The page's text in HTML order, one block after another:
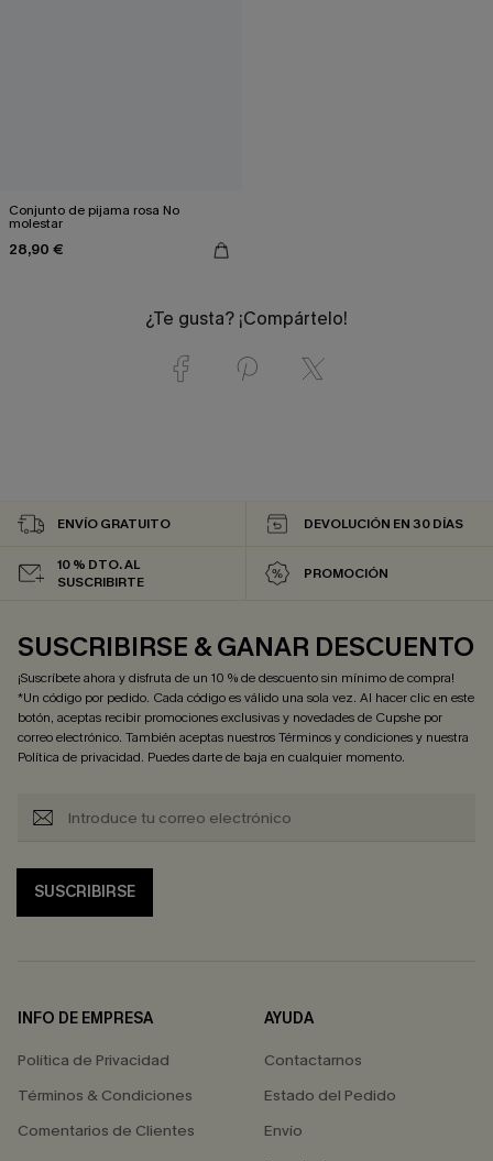
Conjunto de pijama rosa No
molestar
28,90 €
¿Te gusta? ¡Compártelo!
ENVÍO GRATUITO DEVOLUCIÓN EN 30 DÍAS
10 % DTO. AL
SUSCRIBIRTE
PROMOCIÓN
SUSCRIBIRSE & GANAR DESCUENTO
¡Suscríbete ahora y disfruta de un 10 % de descuento sin mínimo de compra!
*Un código por pedido. Cada código es válido una sola vez. Al hacer clic en este
botón, aceptas recibir promociones exclusivas y novedades de Cupshe por
correo electrónico. También aceptas nuestrosTérminos y condicionesy nuestra
Política de privacidad. Puedes darte de baja en cualquier momento.
SUSCRIBIRSE
INFO DE EMPRESA
Política de Privacidad
Términos & Condiciones
Comentarios de Clientes
AYUDA
Contactarnos
Estado del Pedido
Envío